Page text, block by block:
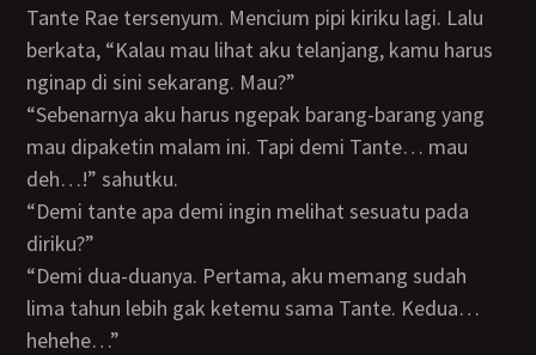
Tante Rae tersenyum. Mencium pipi kiriku lagi. Lalu
berkata, “Kalau mau lihat aku telanjang, kamu harus
nginap di sini sekarang. Mau?”
“Sebenarnya aku harus ngepak barang-barang yang
mau dipaketin malam ini. Tapi demi Tante… mau
deh…!” sahutku.
“Demi tante apa demi ingin melihat sesuatu pada
diriku?”
“Demi dua-duanya. Pertama, aku memang sudah
lima tahun lebih gak ketemu sama Tante. Kedua…
hehehe…”